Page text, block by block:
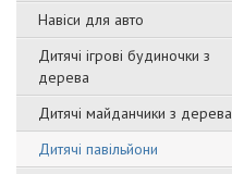
Навіси для авто
Дитячі ігрові будиночки з
дерева
Дитячі майданчики з дерева
Дитячі павільйони